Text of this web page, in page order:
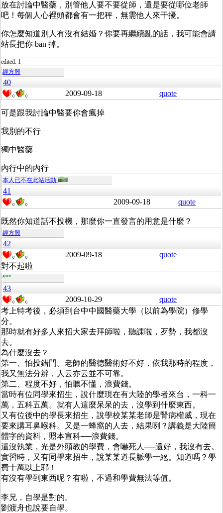
放在討論中醫藥，別管他人要不要從師，還是要從哪位老師
吧！每個人心裡頭都會有一把秤，無需他人來干擾。
你怎麼知道別人有沒有結婚？你要再繼續亂的話，我可能會請
站長把你 ban 掉。
edited: 1
經方興
40
0 0 2009-09-18 quote
可是跟我討論中醫要你會瘋掉
我別的不行
獨中醫藥
內行中的內行
本人已不在此站活動
41
0 0 2009-09-18 quote
既然你知道話不投機，那麼你一直發言的用意是什麼？
經方興
42
0 0 2009-09-18
quote
對不起啦
guest
43
0 0 2009-10-29
quote
考上特考後，必須到台中中國醫藥大學（以前為學院）修學
分。
那時就有好多人來招大家去拜師啦，聽課啦，歹勢，我都沒
去。
為什麼沒去？
第一、怕投錯門。老師的醫德醫術好不好，依我那時的程度，
我又無法分辨，人云亦云並不可靠。
第二、程度不好，怕聽不懂，浪費錢。
當時有位同學來招生，說什麼現在有大陸的學者來台，一科一
萬，五科五萬。就有人這麼呆呆的去，沒學到什麼東西。
又有位後中的學長來招生，說學校某某老師是腎病權威，現在
要來講耳鼻喉科。又是一蜂窩的人去，結果咧？講義是大陸簡
體字的資料，照本宣科──浪費錢。
還沒執業，光是外頭教的學費，會嚇死人──還好，我沒有去。
實習時，又有同學來招生，說某某道長脈學一絕。知道嗎？學
費十萬以上耶！
有沒有學到東西呢？有啦，不過和學費無法等值。
李兄，自學是對的。
劉渡舟也說要自學。